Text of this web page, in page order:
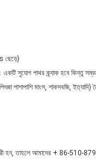
ছেড়ে)
একটি সুযোগ পাথর ক্র্যাক হবে কিন্তু
পাশাপাশি মাংস, শাকসবজি, ইত্যাদি)
জরুরী হন, তাহলে আমাদের + 86-